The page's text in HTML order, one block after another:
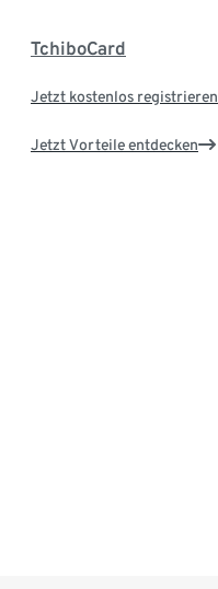
TchiboCard
Jetzt kostenlos registrieren
Jetzt Vorteile entdecken